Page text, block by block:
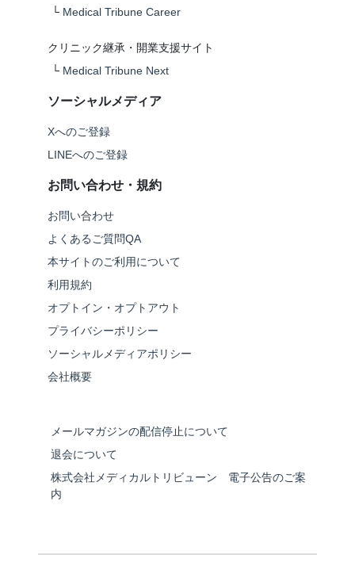
└ Medical Tribune Career
クリニック継承・開業支援サイト
└ Medical Tribune Next
ソーシャルメディア
Xへのご登録
LINEへのご登録
お問い合わせ・規約
お問い合わせ
よくあるご質問QA
本サイトのご利用について
利用規約
オプトイン・オプトアウト
プライバシーポリシー
ソーシャルメディアポリシー
会社概要
メールマガジンの配信停止について
退会について
株式会社メディカルトリビューン 電子公告のご案
内